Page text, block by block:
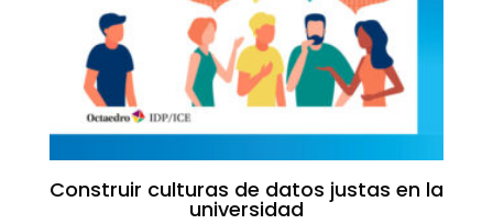
Construir culturas de datos justas en la
universidad